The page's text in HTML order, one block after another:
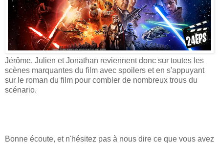
Jérôme, Julien et Jonathan reviennent donc sur toutes les
scènes marquantes du film avec spoilers et en s'appuyant
sur le roman du film pour combler de nombreux trous du
scénario.
Bonne écoute, et n'hésitez pas à nous dire ce que vous avez